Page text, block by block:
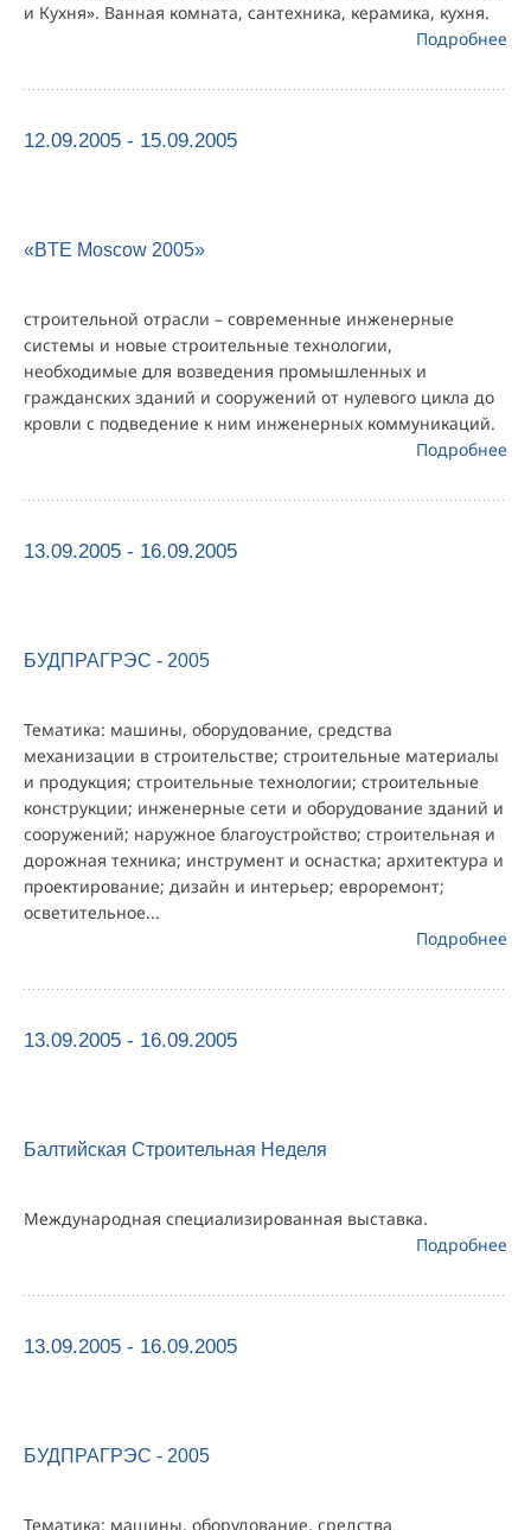
и Кухня». Ванная комната, сантехника, керамика, кухня.
Подробнее
12.09.2005 - 15.09.2005
«BTE Moscow 2005»
строительной отрасли – современные инженерные
системы и новые строительные технологии,
необходимые для возведения промышленных и
гражданских зданий и сооружений от нулевого цикла до
кровли с подведение к ним инженерных коммуникаций.
Подробнее
13.09.2005 - 16.09.2005
БУДПРАГРЭС - 2005
Тематика: машины, оборудование, средства
механизации в строительстве; строительные материалы
и продукция; строительные технологии; строительные
конструкции; инженерные сети и оборудование зданий и
сооружений; наружное благоустройство; строительная и
дорожная техника; инструмент и оснастка; архитектура и
проектирование; дизайн и интерьер; евроремонт;
осветительное...
Подробнее
13.09.2005 - 16.09.2005
Балтийская Строительная Неделя
Международная специализированная выставка.
Подробнее
13.09.2005 - 16.09.2005
БУДПРАГРЭС - 2005
Тематика: машины, оборудование, средства